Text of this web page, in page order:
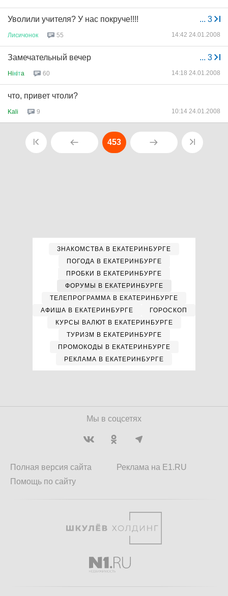
... 3
Уволили учителя? У нас покруче!!!!
Лисичонок 55 14:42 24.01.2008
... 3
Замечательный вечер
Hiкiтa 60 14:18 24.01.2008
что, привет чтоли?
Kali 9 10:14 24.01.2008
453
ЗНАКОМСТВА В ЕКАТЕРИНБУРГЕ
ПОГОДА В ЕКАТЕРИНБУРГЕ
ПРОБКИ В ЕКАТЕРИНБУРГЕ
ФОРУМЫ В ЕКАТЕРИНБУРГЕ
ТЕЛЕПРОГРАММА В ЕКАТЕРИНБУРГЕ
АФИША В ЕКАТЕРИНБУРГЕ
ГОРОСКОП
КУРСЫ ВАЛЮТ В ЕКАТЕРИНБУРГЕ
ТУРИЗМ В ЕКАТЕРИНБУРГЕ
ПРОМОКОДЫ В ЕКАТЕРИНБУРГЕ
РЕКЛАМА В ЕКАТЕРИНБУРГЕ
Мы в соцсетях
Полная версия сайта
Помощь по сайту
Реклама на E1.RU